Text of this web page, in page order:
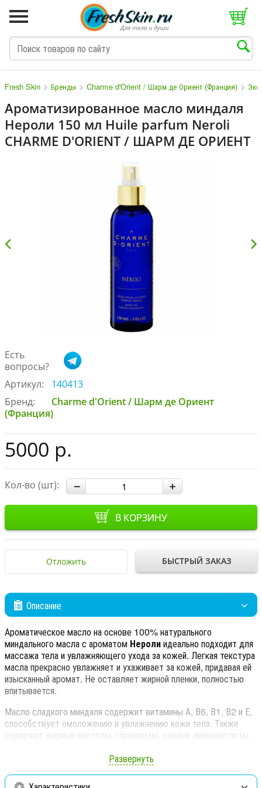
Fresh Skin > Бренды > Charme d'Orient / Шарм де Ориент (Франция) >
Ароматизированное масло миндаля
Нероли 150 мл Huile parfum Neroli
CHARME D'ORIENT / ШАРМ ДЕ ОРИЕНТ
Есть
вопросы?
Артикул:
140413
Бренд:
Charme d'Orient / Шарм де Ориент
(Франция)
5000 р.
Кол-во (шт):
В КОРЗИНУ
Отложить БЫСТРЫЙ ЗАКАЗ
Описание
Ароматическое масло на основе 100% натурального
миндального масла с ароматом Неролиидеально подходит для
массажа тела и увлажняющего ухода за кожей. Легкая текстура
масла прекрасно увлажняет и ухаживает за кожей, придавая ей
изысканный аромат. Не оставляет жирной пленки, полностью
впитывается.
Масло сладкого миндаля содержит витамины А, В6, В1, В2 и Е,
способствует омоложению и увлажнению кожи тела. Также
содержит жирные кислоты, глюкозиды, ценные аминокислоты,
регенерирующими, противовоспалительными и
Развернуть
M N O P Q S T V